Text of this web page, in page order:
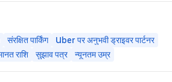
संरक्षित पार्किंग
Uber पर अनुभवी ड्राइवर पार्टनर
राशि सुझाव पत्र न्यूनतम उम्र